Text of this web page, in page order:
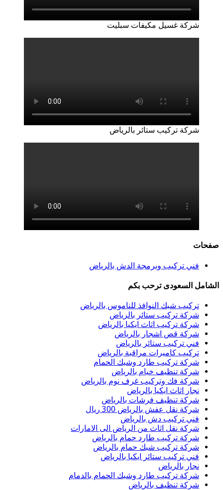
شركة غسيل مكيفات سبليت
شركة تركيب ستائر بالرياض
صفحات
فني تركيب وبرمجة الدش بالرياض
الشامل السعودى ترحب بكم
تركيب شبك النوافذ للناموس بالرياض
شركة تركيب ستائر بالرياض
شركة تركيب اثاث ايكيا بالرياض
شركة قص اشجار بالرياض
فني تركيب ستائر بالرياض
تركيب كاميرات مراقبة بالرياض
شركة تركيب طارد وشبك الحمام
شركة تنظيف خيام بالرياض
شركة فك وتركيب غرف نوم بالرياض
نجار اثاث ايكيا بالرياض
شركة تنظيف فرشات بالرياض
شركة نقل عفش بالرياض 300 ريال
فني تركيب دش بالرياض
شركة نقل اثاث من الرياض الى الامارات
شركة تركيب طارد حمام بالرياض
شركة تركيب شبك حمام بالرياض
فني تركيب ستائر ايكيا بالرياض
نجار بالرياض
شركة تركيب طارد وشبك الحمام بالدمام
شركة تنظيف بالرياض